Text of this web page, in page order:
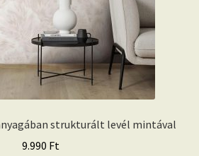
strukturált levél mintával
9.990 Ft